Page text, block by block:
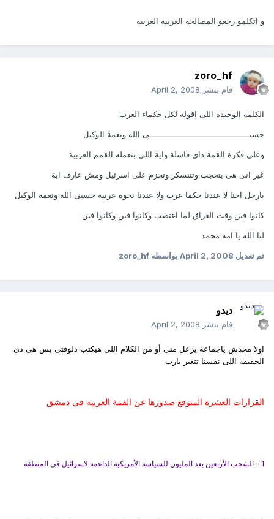
و اتكلمو رجعو المصالحه العربيه العربيه
zoro_hf
قام بنشر April 2, 2008
الكلمة الوحيدة اللى اقوله لكل حكماء العرب
حسبـــــــــــــــــــــــــــــــــــــــــى الله ونعمة الوكيل
وعلى فكرة القمة داى فاشلة واية اللى بتعمله القمم العربية
غير انى هى بتحجب وتتنسكر وتحزم على اسرئيل ومش عارف اية
يارجل احنا لا عندنا حكما عرب ولا عندنا نخوة عربية حسبى الله ونعمة الوكيل
كانوا فين وقت العراق لما اغتصب وكانوا فين وكانوا فين
لنا الله يا امه محمد
تم تعديلApril 2, 2008بواسطه zoro_hf
ديدو
قام بنشر April 2, 2008
اولا محدش ياجماعة يزعل منى أو من الكلام اللى هيكتب دلوقتى بس هى دى
الحقيقة اللى نفسنا تتغير يارب
القرارات العشرة المتوقع صدورها عن القمة العربية فى دمشق